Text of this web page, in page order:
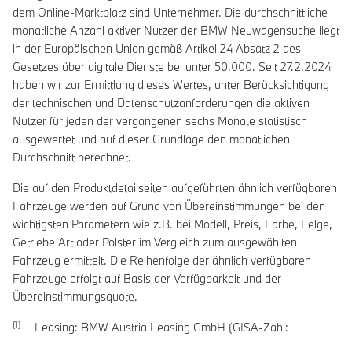
dem Online-Marktplatz sind Unternehmer. Die durchschnittliche
monatliche Anzahl aktiver Nutzer der BMW Neuwagensuche liegt
in der Europäischen Union gemäß Artikel 24 Absatz 2 des
Gesetzes über digitale Dienste bei unter 50.000. Seit 27.2.2024
haben wir zur Ermittlung dieses Wertes, unter Berücksichtigung
der technischen und Datenschutzanforderungen die aktiven
Nutzer für jeden der vergangenen sechs Monate statistisch
ausgewertet und auf dieser Grundlage den monatlichen
Durchschnitt berechnet.
Die auf den Produktdetailseiten aufgeführten ähnlich verfügbaren
Fahrzeuge werden auf Grund von Übereinstimmungen bei den
wichtigsten Parametern wie z.B. bei Modell, Preis, Farbe, Felge,
Getriebe Art oder Polster im Vergleich zum ausgewählten
Fahrzeug ermittelt. Die Reihenfolge der ähnlich verfügbaren
Fahrzeuge erfolgt auf Basis der Verfügbarkeit und der
Übereinstimmungsquote.
Leasing: BMW Austria Leasing GmbH (GISA-Zahl: